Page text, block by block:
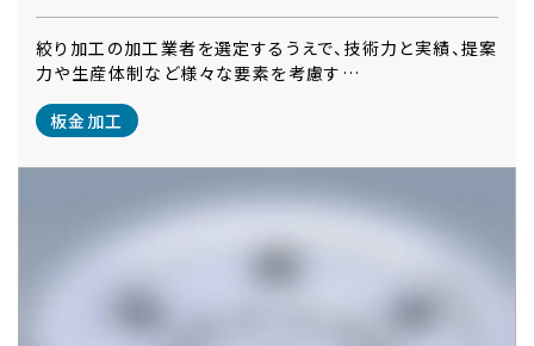
絞り加工の加工業者を選定するうえで、技術力と実績、提案
力や生産体制など様々な要素を考慮す…
板金加工